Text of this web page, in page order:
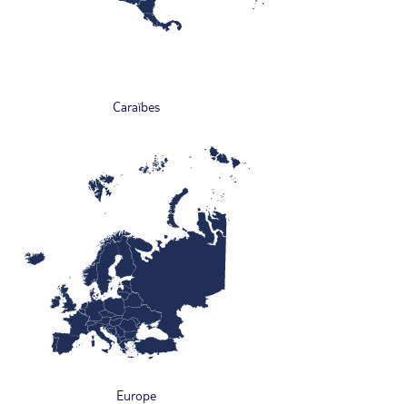
Caraïbes
Europe